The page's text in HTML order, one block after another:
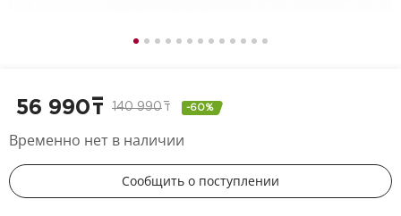
56 990т 140 990 т -60%
Временно нет в наличии
Сообщить о поступлении